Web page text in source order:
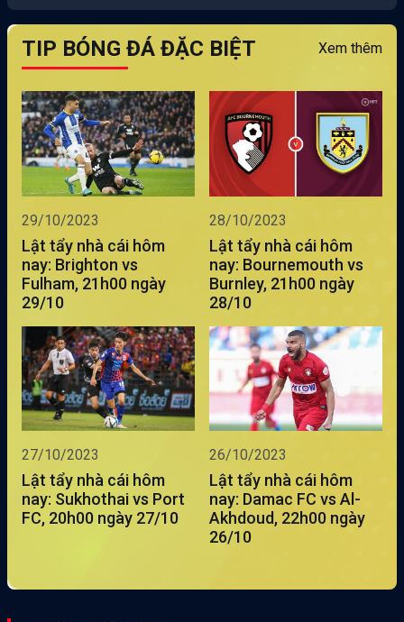
TIP BÓNG ĐÁ ĐẶC BIỆT Xem thêm
29/10/2023
Lật tẩy nhà cái hôm
nay: Brighton vs
Fulham, 21h00 ngày
29/10
28/10/2023
Lật tẩy nhà cái hôm
nay: Bournemouth vs
Burnley, 21h00 ngày
28/10
27/10/2023
Lật tẩy nhà cái hôm
nay: Sukhothai vs Port
FC, 20h00 ngày 27/10
26/10/2023
Lật tẩy nhà cái hôm
nay: Damac FC vs Al-
Akhdoud, 22h00 ngày
26/10